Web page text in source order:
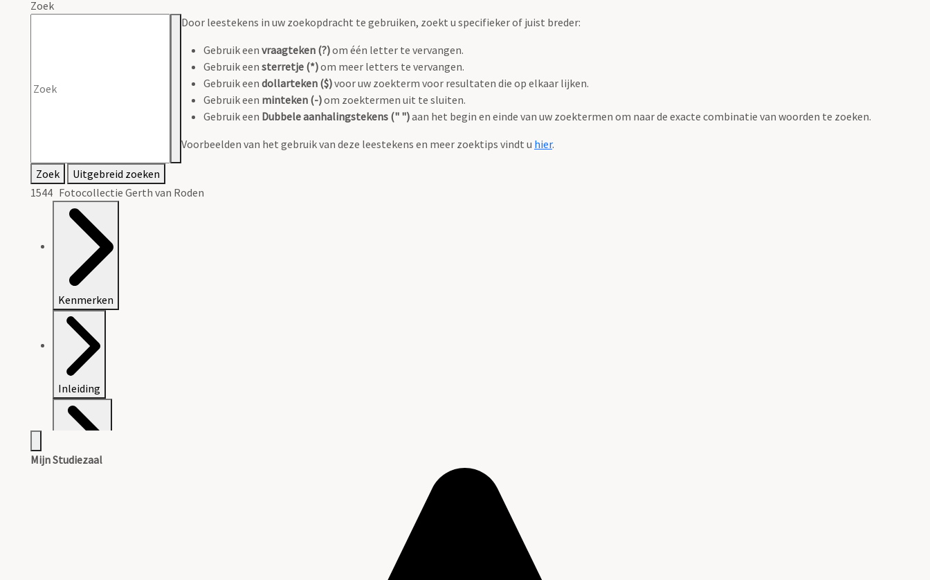
Zoek
Door leestekens in uw zoekopdracht te gebruiken, zoekt u specifieker of juist breder:
Gebruik een vraagteken (?)om één letter te vervangen.
Gebruik een sterretje (*)om meer letters te vervangen.
Gebruik een dollarteken ($)voor uw zoekterm voor resultaten die op elkaar lijken.
Gebruik een minteken (-)om zoektermen uit te sluiten.
Gebruik een Dubbele aanhalingstekens (" ")aan het begin en einde van uw zoektermen om naar de exacte combinatie van woorden te zoeken.
Voorbeelden van het gebruik van deze leestekens en meer zoektips vindt u hier.
Zoek
Uitgebreid zoeken
1544 Fotocollectie Gerth van Roden
Kenmerken
Inleiding
Mijn Studiezaal